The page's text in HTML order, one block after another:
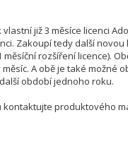
již 3 měsíce licenci
Zakoupí tedy další novou
měsíční rozšíření licence).
A obě je také možné
období jednoho roku.
kontaktujte produktového